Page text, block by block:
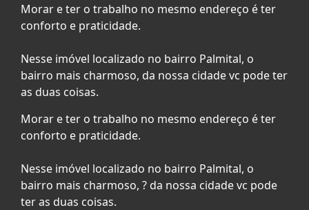
Morar e ter o trabalho no mesmo endereço é ter
conforto e praticidade.
Nesse imóvel localizado no bairro Palmital, o
bairro mais charmoso, da nossa cidade vc pode ter
as duas coisas.
Morar e ter o trabalho no mesmo endereço é ter
conforto e praticidade.
Nesse imóvel localizado no bairro Palmital, o
bairro mais charmoso, ? da nossa cidade vc pode
ter as duas coisas.